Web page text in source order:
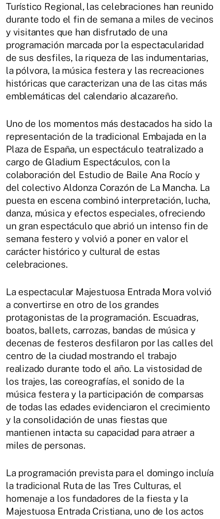
Turístico Regional, las celebraciones han reunido
durante todo el fin de semana a miles de vecinos
y visitantes que han disfrutado de una
programación marcada por la espectacularidad
de sus desfiles, la riqueza de las indumentarias,
la pólvora, la música festera y las recreaciones
históricas que caracterizan una de las citas más
emblemáticas del calendario alcazareño.
Uno de los momentos más destacados ha sido la
representación de la tradicional Embajada en la
Plaza de España, un espectáculo teatralizado a
cargo de Gladium Espectáculos, con la
colaboración del Estudio de Baile Ana Rocío y
del colectivo Aldonza Corazón de La Mancha. La
puesta en escena combinó interpretación, lucha,
danza, música y efectos especiales, ofreciendo
un gran espectáculo que abrió un intenso fin de
semana festero y volvió a poner en valor el
carácter histórico y cultural de estas
celebraciones.
La espectacular Majestuosa Entrada Mora volvió
a convertirse en otro de los grandes
protagonistas de la programación. Escuadras,
boatos, ballets, carrozas, bandas de música y
decenas de festeros desfilaron por las calles del
centro de la ciudad mostrando el trabajo
realizado durante todo el año. La vistosidad de
los trajes, las coreografías, el sonido de la
música festera y la participación de comparsas
de todas las edades evidenciaron el crecimiento
y la consolidación de unas fiestas que
mantienen intacta su capacidad para atraer a
miles de personas.
La programación prevista para el domingo incluía
la tradicional Ruta de las Tres Culturas, el
homenaje a los fundadores de la fiesta y la
Majestuosa Entrada Cristiana, uno de los actos